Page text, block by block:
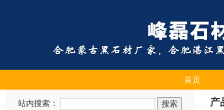
首页
站内搜索： 产